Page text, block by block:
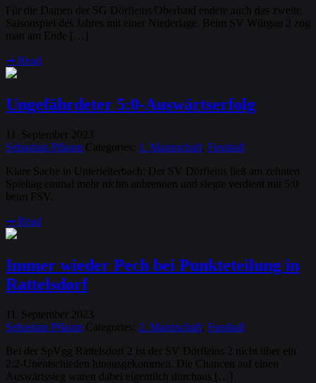
Für die Damen der SG Dörfleins/Oberhaid endete auch das zweite
Saisonspiel des Jahres mit einer Niederlage. Beim SV Würgau 2 zog
man am Ende […]
➞ Read
Ungefährdeter 5:0-Auswärtserfolg
September
2023
Sebastian Pflaum Categories: 1. Mannschaft Fussball
Klare Sache in Unterleiterbach: Der SV Dörfleins ließ am zehnten
Spieltag einmal mehr nichts anbrennen und siegte verdient mit 5:0
beim FSV.
➞ Read
Immer wieder Pech bei Punkteteilung in
Rattelsdorf
September
2023
Sebastian Pflaum Categories: 2. Mannschaft Fussball
Bei der SpVgg Rattelsdorf 2 ist der SV Dörfleins 2 nicht über ein
2:2-Unentschieden hinausgekommen. Die Chancen auf einen
Auswärtssieg waren dabei eigentlich durchaus […]